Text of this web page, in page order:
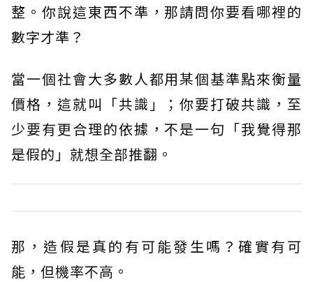
整。你說這東西不準，那請問你要看哪裡的
數字才準？
當一個社會大多數人都用某個基準點來衡量
價格，這就叫「共識」；你要打破共識，至
少要有更合理的依據，不是一句「我覺得那
是假的」就想全部推翻。
那，造假是真的有可能發生嗎？確實有可
能，但機率不高。